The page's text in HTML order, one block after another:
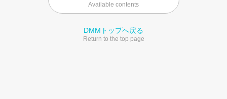
Available contents
DMMトップへ戻る
Return to the top page